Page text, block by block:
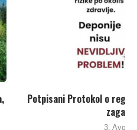
ispuštanja i prenosu